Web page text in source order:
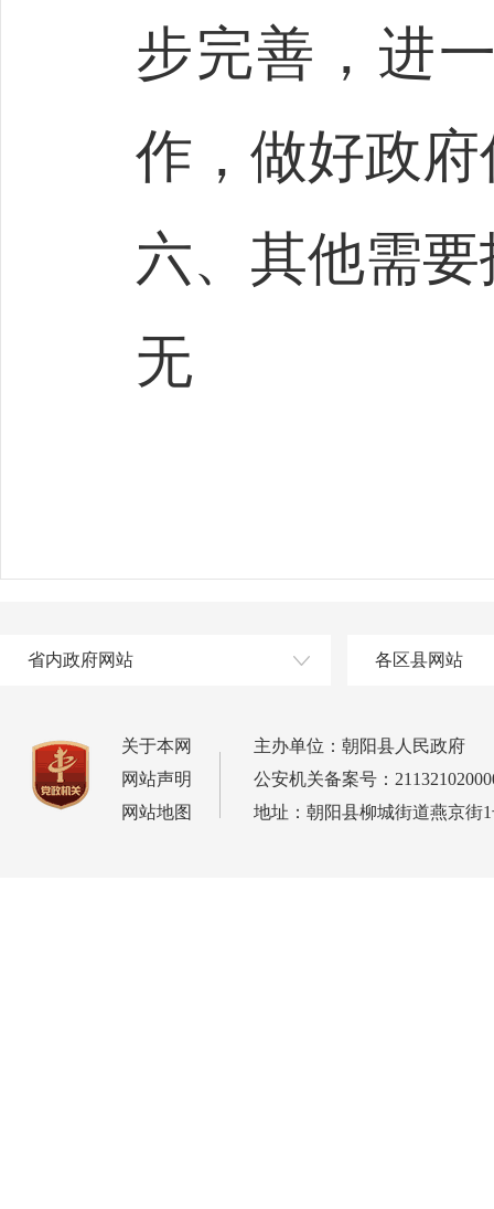
步完善，进
作，做好政
六、其他需
无
省内政府网站 各区县网站
关于本网
网站声明
网站地图
主办单位：朝阳县人民政府
公安机关备案号：
地址：朝阳县柳城街道燕京街